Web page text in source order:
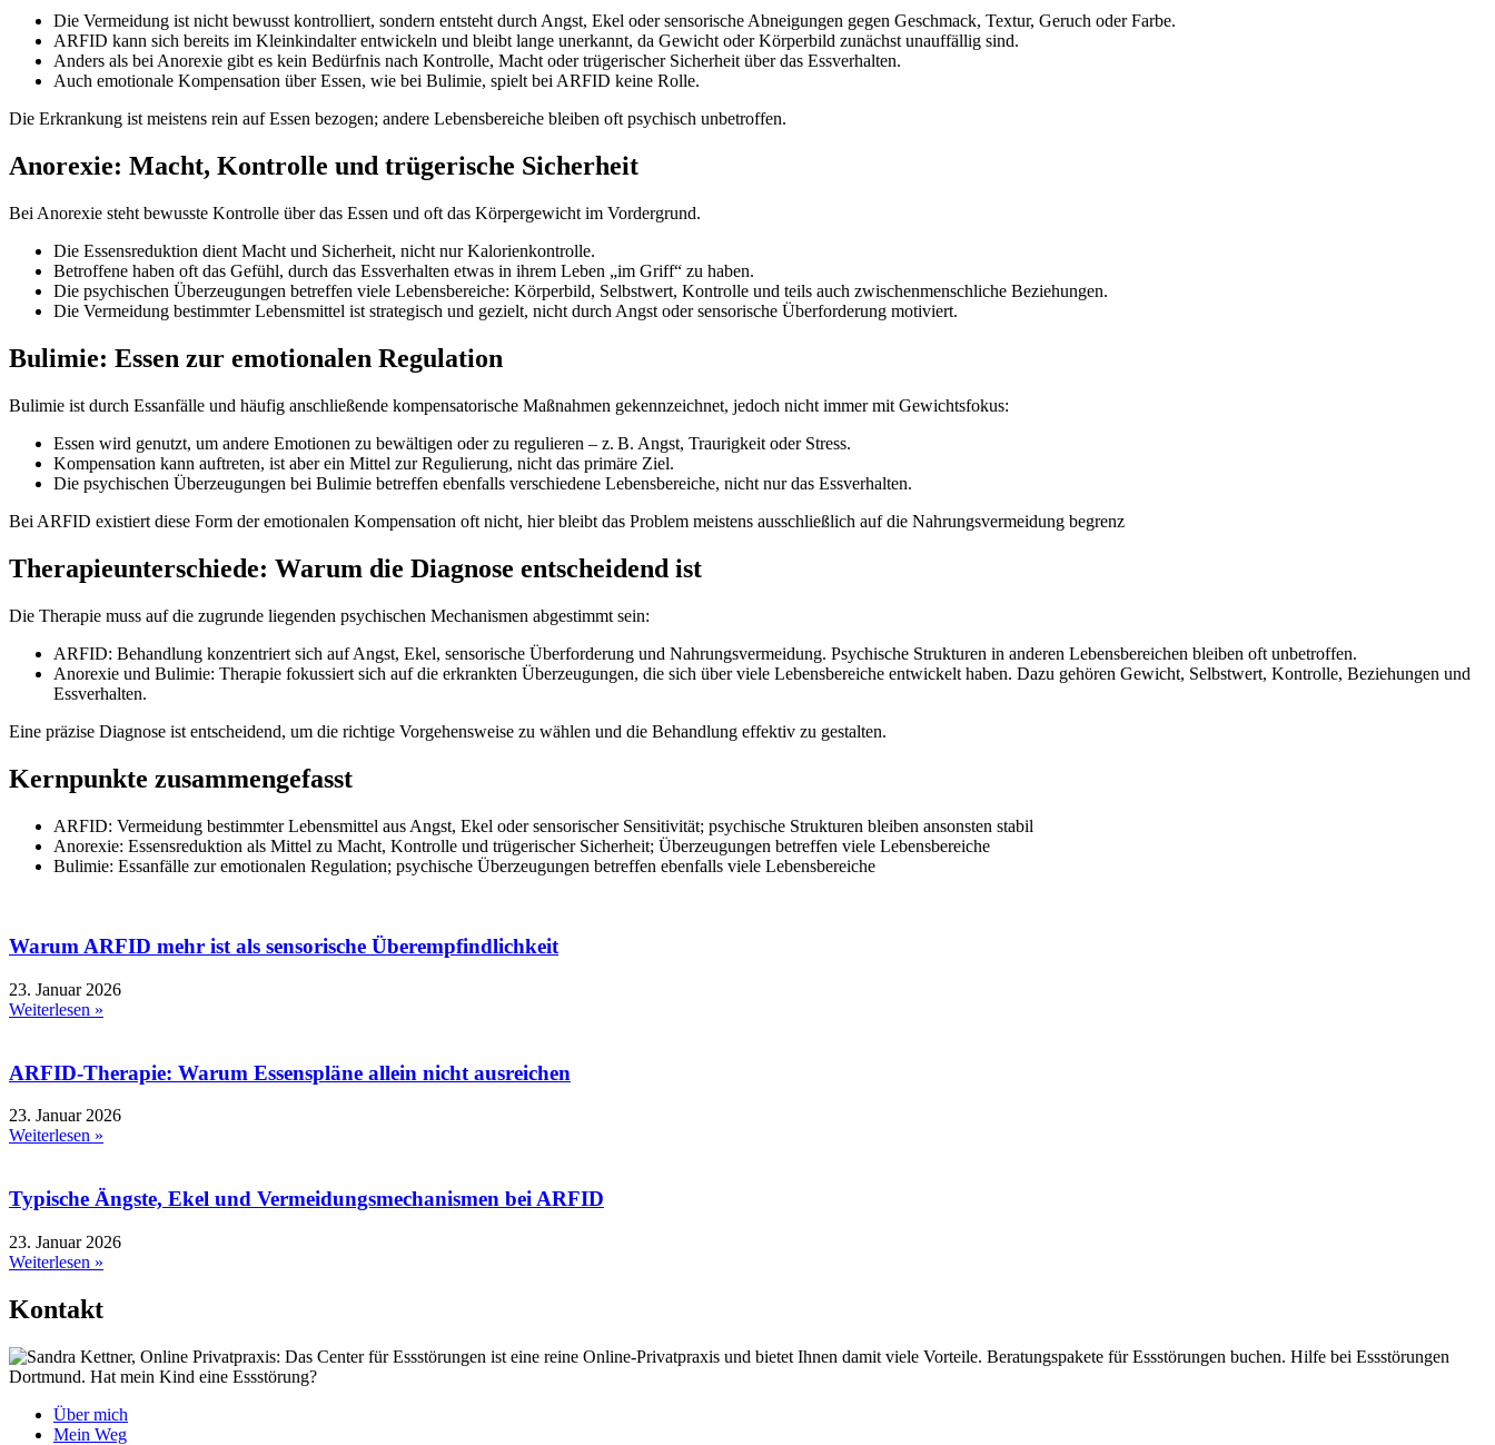
Die Vermeidung ist nicht bewusst kontrolliert, sondern entsteht durch Angst, Ekel oder sensorische Abneigungen gegen Geschmack, Textur, Geruch oder Farbe.
ARFID kann sich bereits im Kleinkindalter entwickeln und bleibt lange unerkannt, da Gewicht oder Körperbild zunächst unauffällig sind.
Anders als bei Anorexie gibt es kein Bedürfnis nach Kontrolle, Macht oder trügerischer Sicherheit über das Essverhalten.
Auch emotionale Kompensation über Essen, wie bei Bulimie, spielt bei ARFID keine Rolle.
Die Erkrankung ist meistens rein auf Essen bezogen; andere Lebensbereiche bleiben oft psychisch unbetroffen.
Anorexie: Macht, Kontrolle und trügerische Sicherheit
Bei Anorexie steht bewusste Kontrolle über das Essen und oft das Körpergewicht im Vordergrund.
Die Essensreduktion dient Macht und Sicherheit, nicht nur Kalorienkontrolle.
Betroffene haben oft das Gefühl, durch das Essverhalten etwas in ihrem Leben „im Griff“ zu haben.
Die psychischen Überzeugungen betreffen viele Lebensbereiche: Körperbild, Selbstwert, Kontrolle und teils auch zwischenmenschliche Beziehungen.
Die Vermeidung bestimmter Lebensmittel ist strategisch und gezielt, nicht durch Angst oder sensorische Überforderung motiviert.
Bulimie: Essen zur emotionalen Regulation
Bulimie ist durch Essanfälle und häufig anschließende kompensatorische Maßnahmen gekennzeichnet, jedoch nicht immer mit Gewichtsfokus:
Essen wird genutzt, um andere Emotionen zu bewältigen oder zu regulieren – z. B. Angst, Traurigkeit oder Stress.
Kompensation kann auftreten, ist aber ein Mittel zur Regulierung, nicht das primäre Ziel.
Die psychischen Überzeugungen bei Bulimie betreffen ebenfalls verschiedene Lebensbereiche, nicht nur das Essverhalten.
Bei ARFID existiert diese Form der emotionalen Kompensation oft nicht, hier bleibt das Problem meistens ausschließlich auf die Nahrungsvermeidung begrenz
Therapieunterschiede: Warum die Diagnose entscheidend ist
Die Therapie muss auf die zugrunde liegenden psychischen Mechanismen abgestimmt sein:
ARFID: Behandlung konzentriert sich auf Angst, Ekel, sensorische Überforderung und Nahrungsvermeidung. Psychische Strukturen in anderen Lebensbereichen bleiben oft unbetroffen.
Anorexie und Bulimie: Therapie fokussiert sich auf die erkrankten Überzeugungen, die sich über viele Lebensbereiche entwickelt haben. Dazu gehören Gewicht, Selbstwert, Kontrolle, Beziehungen und
Essverhalten.
Eine präzise Diagnose ist entscheidend, um die richtige Vorgehensweise zu wählen und die Behandlung effektiv zu gestalten.
Kernpunkte zusammengefasst
ARFID: Vermeidung bestimmter Lebensmittel aus Angst, Ekel oder sensorischer Sensitivität; psychische Strukturen bleiben ansonsten stabil
Anorexie: Essensreduktion als Mittel zu Macht, Kontrolle und trügerischer Sicherheit; Überzeugungen betreffen viele Lebensbereiche
Bulimie: Essanfälle zur emotionalen Regulation; psychische Überzeugungen betreffen ebenfalls viele Lebensbereiche
Warum ARFID mehr ist als sensorische Überempfindlichkeit
23. Januar 2026
Weiterlesen »
ARFID-Therapie: Warum Essenspläne allein nicht ausreichen
23. Januar 2026
Weiterlesen »
Typische Ängste, Ekel und Vermeidungsmechanismen bei ARFID
23. Januar 2026
Weiterlesen »
Kontakt
Über mich
Mein Weg